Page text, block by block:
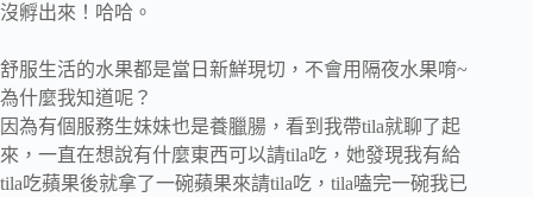
沒孵出來！哈哈。
舒服生活的水果都是當日新鮮現切，不會用隔夜水果唷~
為什麼我知道呢？
因為有個服務生妹妹也是養臘腸，看到我帶tila就聊了起
來，一直在想說有什麼東西可以請tila吃，她發現我有給
tila吃蘋果後就拿了一碗蘋果來請tila吃，tila嗑完一碗我已